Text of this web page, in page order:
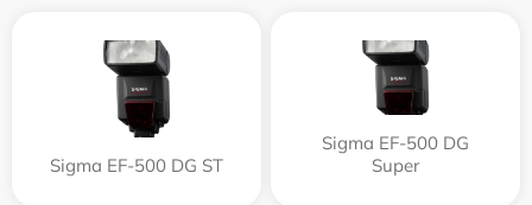
Sigma EF-500 DG ST
Sigma EF-500 DG
Super